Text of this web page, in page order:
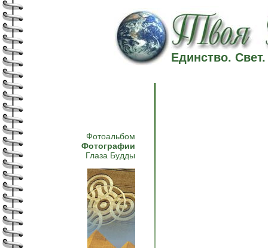
Единство.
Фотоальбом
Фотографии
Глаза Будды